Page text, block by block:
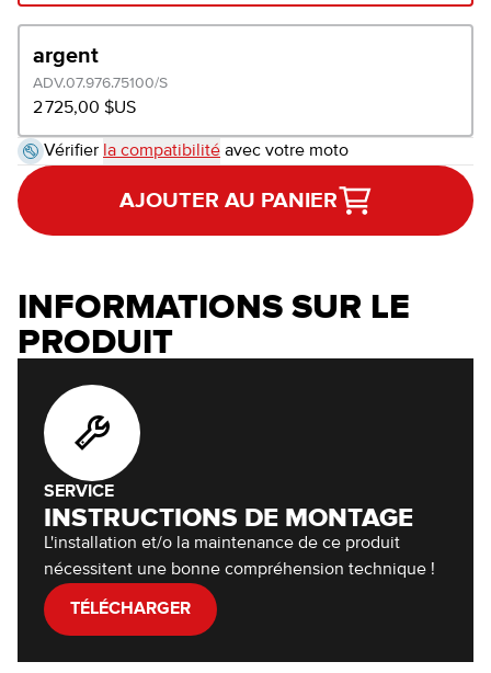
argent
ADV.07.976.75100/S
2 725,00 $US
Vérifier la compatibilité avec votre moto
AJOUTER AU PANIER
INFORMATIONS SUR LE
PRODUIT
SERVICE
INSTRUCTIONS DE MONTAGE
L'installation et/o la maintenance de ce produit
nécessitent une bonne compréhension technique !
TÉLÉCHARGER